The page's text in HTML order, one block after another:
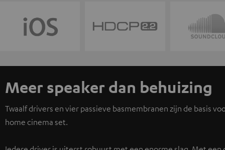
Meer speaker dan behuizing
Twaalf drivers en vier passieve basmembranen zijn de basis
home cinema set.